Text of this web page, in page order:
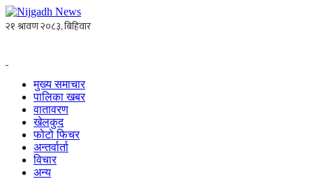
मुख्य समाचार
पालिका खबर
वातावरण
खेलकुद
फोटो फिचर
अन्तर्वार्ता
विचार
अन्य